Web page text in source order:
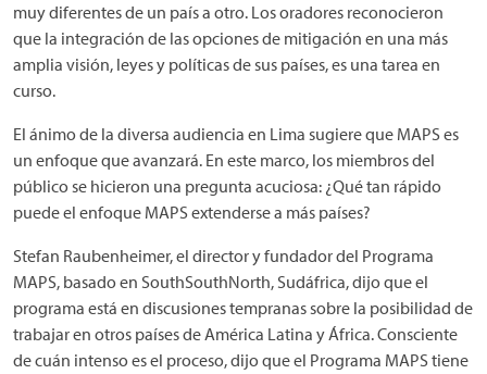
muy diferentes de un país a otro. Los oradores reconocieron
que la integración de las opciones de mitigación en una más
amplia visión, leyes y políticas de sus países, es una tarea en
curso.
El ánimo de la diversa audiencia en Lima sugiere que MAPS es
un enfoque que avanzará. En este marco, los miembros del
público se hicieron una pregunta acuciosa: ¿Qué tan rápido
puede el enfoque MAPS extenderse a más países?
Stefan Raubenheimer, el director y fundador del Programa
MAPS, basado en SouthSouthNorth, Sudáfrica, dijo que el
programa está en discusiones tempranas sobre la posibilidad de
trabajar en otros países de América Latina y África. Consciente
de cuán intenso es el proceso, dijo que el Programa MAPS tiene